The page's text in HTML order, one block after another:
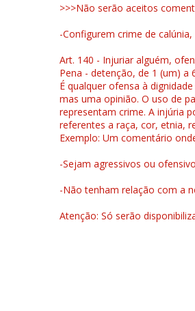
>>>Não serão aceitos
-Configurem crime de
Art. 140 - Injuriar alguém,
Pena - detenção, de 1 (um) a
É qualquer ofensa à
mas uma opinião. O uso de
representam crime. A injúria
referentes a raça, cor, etnia,
Exemplo: Um comentário
-Sejam agressivos ou
-Não tenham relação com a
Atenção: Só serão